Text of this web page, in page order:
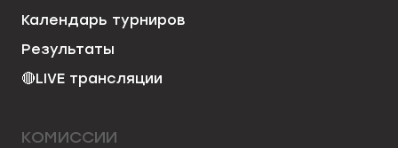
Календарь турниров
Результаты
🔴LIVE трансляции
КОМИССИИ